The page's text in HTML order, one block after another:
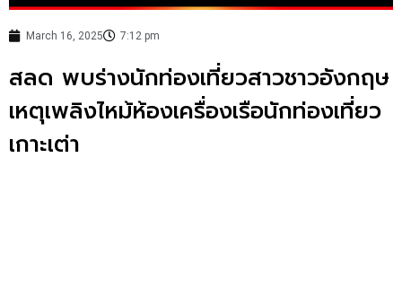
March 16, 2025 7:12 pm
สลด พบร่างนักท่องเที่ยวสาวชาวอังกฤษ
เหตุเพลิงไหม้ห้องเครื่องเรือนักท่องเที่ยว
เกาะเต่า